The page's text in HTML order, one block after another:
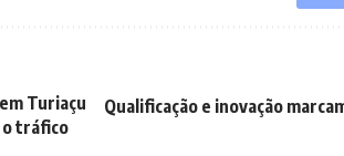
Turiaçu
o tráfico
Qualificação e inovação